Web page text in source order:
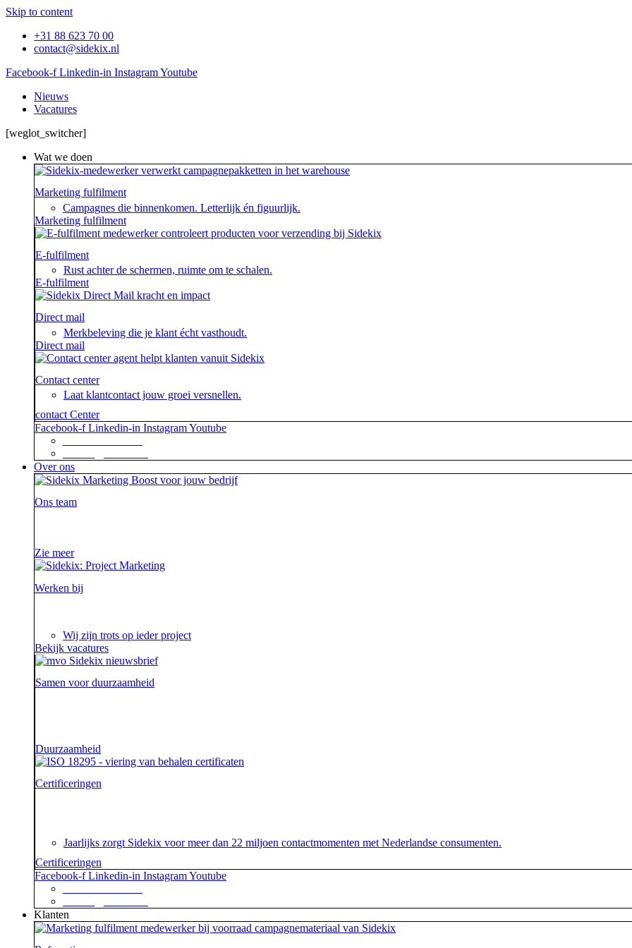
Skip to content
+31 88 623 70 00
contact@sidekix.nl
Facebook-f Linkedin-in InstagramYoutube
Nieuws
Vacatures
[weglot_switcher]
Wat we doen
Marketing fulfilment
Campagnes die binnenkomen. Letterlijk én figuurlijk.
Marketing fulfilment
E-fulfilment
Rust achter de schermen, ruimte om te schalen.
E-fulfilment
Direct mail
Merkbeleving die je klant écht vasthoudt.
Direct mail
Contact center
Laat klantcontact jouw groei versnellen.
contact Center
Facebook-f Linkedin-in InstagramYoutube
Over ons
Ons team
Zie meer
Werken bij
Wij zijn trots op ieder project
Bekijk vacatures
Samen voor duurzaamheid
Duurzaamheid
Certificeringen
Jaarlijks zorgt Sidekix voor meer dan 22 miljoen contactmomenten met Nederlandse consumenten.
Certificeringen
Facebook-f Linkedin-in InstagramYoutube
Klanten